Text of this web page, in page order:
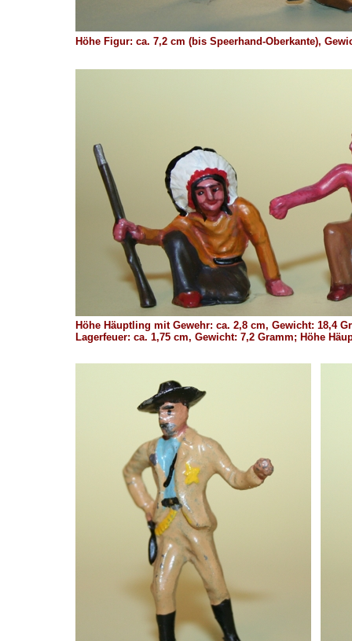
Höhe Figur: ca. 7,2 cm (bis Speerhand-Oberkante),
Höhe Häuptling mit Gewehr: ca. 2,8 cm, Gewicht: 18,4
Lagerfeuer: ca. 1,75 cm, Gewicht: 7,2 Gramm; Höhe